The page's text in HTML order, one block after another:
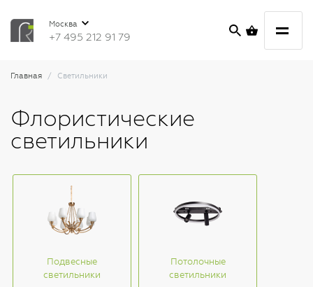
Москва
+7 495 212 91 79
Главная Светильники
Флористические
светильники
Подвесные
светильники
Потолочные
светильники